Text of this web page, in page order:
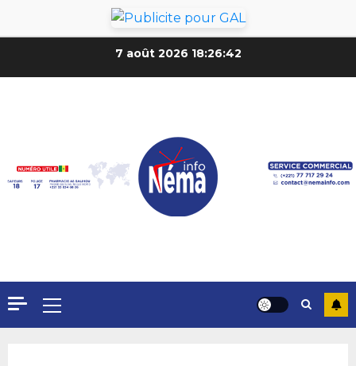
7 août 2026 18:26:44